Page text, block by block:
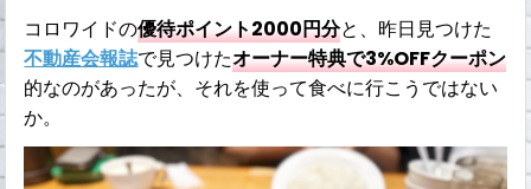
コロワイドの優待ポイント2000円分と、昨日見つけた
不動産会報誌で見つけたオーナー特典で3%OFFクーポン
的なのがあったが、それを使って食べに行こうではない
か。